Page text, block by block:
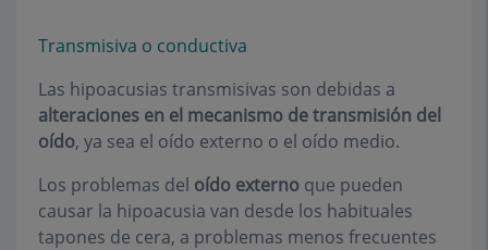
Transmisiva o conductiva
Las hipoacusias transmisivas son debidas a
alteraciones en el mecanismo de transmisión del
oído, ya sea el oído externo o el oído medio.
Los problemas del oído externo que pueden
causar la hipoacusia van desde los habituales
tapones de cera, a problemas menos frecuentes